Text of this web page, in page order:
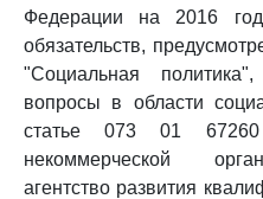
Федерации на 2016
обязательств,
"Социальная
вопросы в области
статье 073 01 67260
некоммерческой
агентство развития